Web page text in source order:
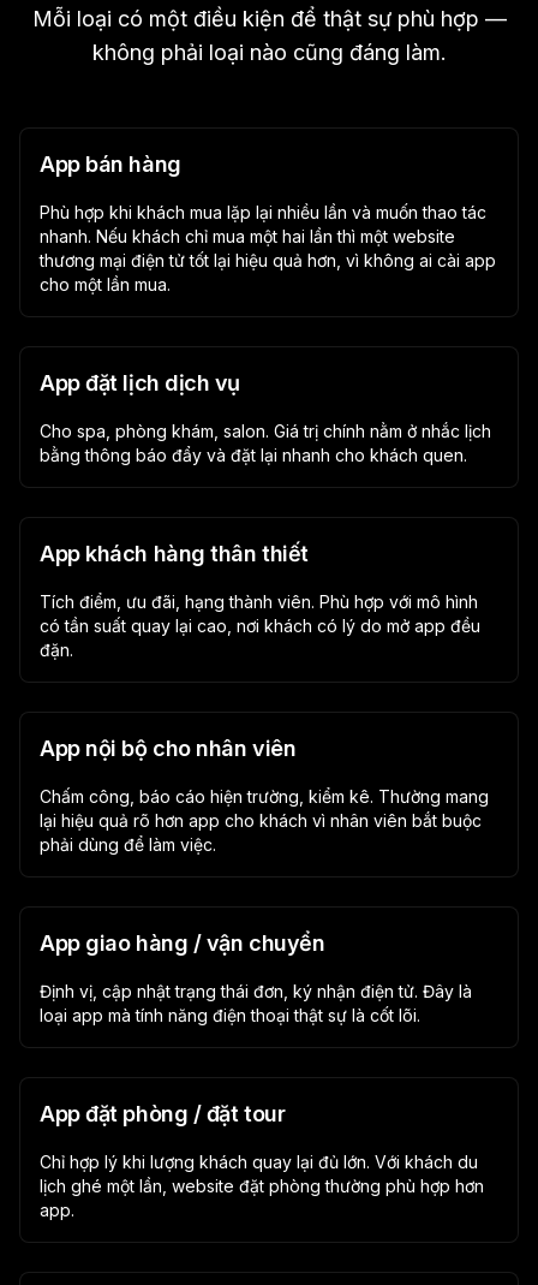
Mỗi loại có một điều kiện để thật sự phù hợp —
không phải loại nào cũng đáng làm.
App bán hàng
Phù hợp khi khách mua lặp lại nhiều lần và muốn thao tác
nhanh. Nếu khách chỉ mua một hai lần thì một website
thương mại điện tử tốt lại hiệu quả hơn, vì không ai cài app
cho một lần mua.
App đặt lịch dịch vụ
Cho spa, phòng khám, salon. Giá trị chính nằm ở nhắc lịch
bằng thông báo đẩy và đặt lại nhanh cho khách quen.
App khách hàng thân thiết
Tích điểm, ưu đãi, hạng thành viên. Phù hợp với mô hình
có tần suất quay lại cao, nơi khách có lý do mở app đều
đặn.
App nội bộ cho nhân viên
Chấm công, báo cáo hiện trường, kiểm kê. Thường mang
lại hiệu quả rõ hơn app cho khách vì nhân viên bắt buộc
phải dùng để làm việc.
App giao hàng / vận chuyển
Định vị, cập nhật trạng thái đơn, ký nhận điện tử. Đây là
loại app mà tính năng điện thoại thật sự là cốt lõi.
App đặt phòng / đặt tour
Chỉ hợp lý khi lượng khách quay lại đủ lớn. Với khách du
lịch ghé một lần, website đặt phòng thường phù hợp hơn
app.